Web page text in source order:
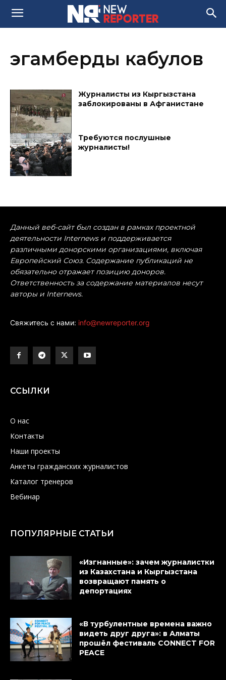
эгамберды кабулов
Журналисты из Кыргызстана
заблокированы в Афганистане
Требуются послушные
журналисты!
Данный веб-сайт был создан в рамках проектной
деятельности Internews и поддерживается
различными донорскими организациями, включая
Европейский Союз. Содержание публикаций не
обязательно отражает позицию доноров.
Ответственность за содержание материалов несут
авторы и Internews.
Свяжитесь с нами: info@newreporter.org
ССЫЛКИ
О нас
Контакты
Наши проекты
Анкеты гражданских журналистов
Каталог тренеров
Вебинар
ПОПУЛЯРНЫЕ СТАТЬИ
«Изгнанные»: зачем журналистки
из Казахстана и Кыргызстана
возвращают память о
депортациях
«В турбулентные времена важно
видеть друг друга»: в Алматы
прошёл фестиваль CONNECT FOR
PEACE